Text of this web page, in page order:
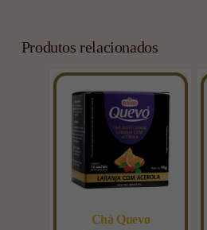
Produtos relacionados
Chá Quevo